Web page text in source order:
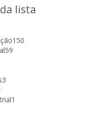
lista
150
59
3
1